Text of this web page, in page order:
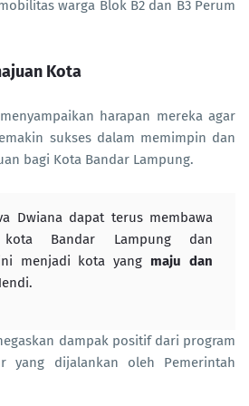
warga Blok B2 dan B3 Perum
Kota
harapan mereka agar
sukses dalam memimpin dan
bagi Kota Bandar Lampung.
Dwiana dapat terus membawa
Bandar Lampung dan
menjadi kota yang maju dan
dampak positif dari program
yang dijalankan oleh Pemerintah